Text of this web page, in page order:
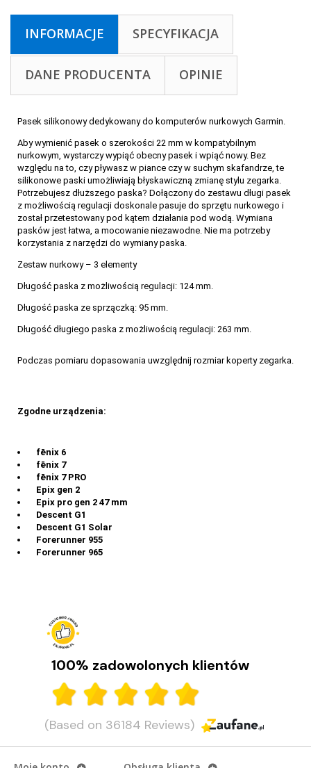
INFORMACJE SPECYFIKACJA
DANE PRODUCENTA OPINIE
Pasek silikonowy dedykowany do komputerów nurkowych Garmin.
Aby wymienić pasek o szerokości 22 mm w kompatybilnym
nurkowym, wystarczy wypiąć obecny pasek i wpiąć nowy. Bez
względu na to, czy pływasz w piance czy w suchym skafandrze, te
silikonowe paski umożliwiają błyskawiczną zmianę stylu zegarka.
Potrzebujesz dłuższego paska? Dołączony do zestawu długi pasek
z możliwością regulacji doskonale pasuje do sprzętu nurkowego i
został przetestowany pod kątem działania pod wodą. Wymiana
pasków jest łatwa, a mocowanie niezawodne. Nie ma potrzeby
korzystania z narzędzi do wymiany paska.
Zestaw nurkowy – 3 elementy
Długość paska z możliwością regulacji: 124 mm.
Długość paska ze sprzączką: 95 mm.
Długość długiego paska z możliwością regulacji: 263 mm.
Podczas pomiaru dopasowania uwzględnij rozmiar koperty zegarka.
Zgodne urządzenia:
fēnix 6
fēnix 7
fēnix 7 PRO
Epix gen 2
Epix pro gen 2 47 mm
Descent G1
Descent G1 Solar
Forerunner 955
Forerunner 965
100% zadowolonych klientów
(Based on 36184 Reviews)